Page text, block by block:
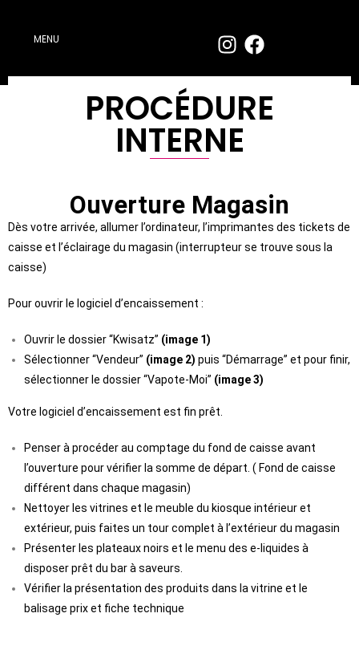
MENU
PROCÉDURE
INTERNE
Ouverture Magasin
Dès votre arrivée, allumer l’ordinateur, l’imprimantes des tickets de
caisse et l’éclairage du magasin (interrupteur se trouve sous la
caisse)
Pour ouvrir le logiciel d’encaissement :
Ouvrir le dossier “Kwisatz” (image 1)
Sélectionner “Vendeur” (image 2) puis “Démarrage” et pour finir,
sélectionner le dossier “Vapote-Moi” (image 3)
Votre logiciel d’encaissement est fin prêt.
Penser à procéder au comptage du fond de caisse avant
l’ouverture pour vérifier la somme de départ. ( Fond de caisse
différent dans chaque magasin)
Nettoyer les vitrines et le meuble du kiosque intérieur et
extérieur, puis faites un tour complet à l’extérieur du magasin
Présenter les plateaux noirs et le menu des e-liquides à
disposer prêt du bar à saveurs.
Vérifier la présentation des produits dans la vitrine et le
balisage prix et fiche technique